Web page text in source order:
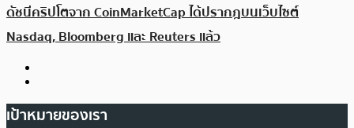
ดัชนีคริปโตจาก CoinMarketCap ได้ปรากฎบนเว็บไซต์
Nasdaq, Bloomberg และ Reuters แล้ว
เป้าหมายของเรา